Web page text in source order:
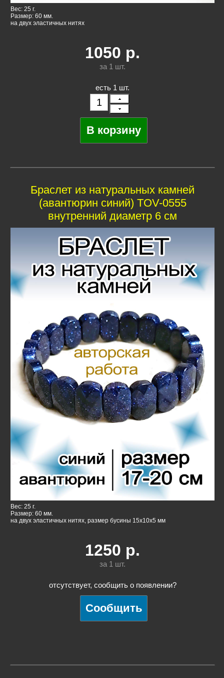
Вес: 25 г.
Размер: 60 мм.
на двух эластичных нитях
1050 р.
за 1 шт.
есть 1 шт.
Браслет из натуральных камней
(авантюрин синий) TOV-0555
внутренний диаметр 6 см
Вес: 25 г.
Размер: 60 мм.
на двух эластичных нитях, размер бусины 15х10х5 мм
1250 р.
за 1 шт.
отсутствует, сообщить о появлении?